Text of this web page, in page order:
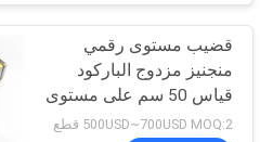
اطلب
اقتباس
11
قضيب مستوى رقمي
منجنيز مزدوج الباركود
قياس 50 سم على مستوى
القضيب
500USD~700USD MOQ:2 قطع